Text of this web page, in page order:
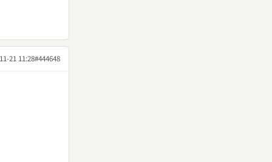
21 11:28#444648